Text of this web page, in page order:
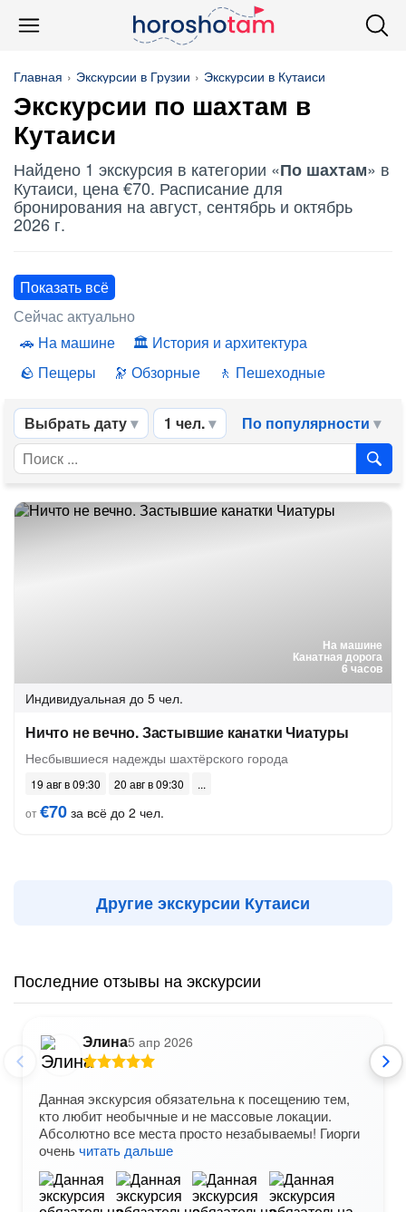
Главная Экскурсии в Грузии Экскурсии в Кутаиси
Экскурсии по шахтам в
Кутаиси
Найдено 1 экскурсия в категории «По шахтам» в
Кутаиси, цена €70. Расписание для
бронирования на август, сентябрь и октябрь
2026 г.
Показать всё
Сейчас актуально
На машине
История и архитектура
Пещеры
Обзорные Пешеходные
Выбрать дату 1 чел. По популярности
На машине
Канатная дорога
6 часов
Индивидуальная до 5 чел.
Ничто не вечно. Застывшие канатки Чиатуры
Несбывшиеся надежды шахтёрского города
19 авг в 09:30
20 авг в 09:30
от€70 за всё до 2 чел.
Другие экскурсии Кутаиси
Последние отзывы на экскурсии
Элина5 апр 2026
Данная экскурсия обязательна к посещению тем,
кто любит необычные и не массовые локации.
Абсолютно все места просто незабываемы! Гиорги
оченьчитать дальше